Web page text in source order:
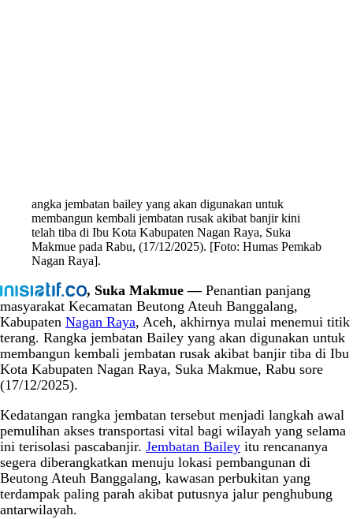
angka jembatan bailey yang akan digunakan untuk
membangun kembali jembatan rusak akibat banjir kini
telah tiba di Ibu Kota Kabupaten Nagan Raya, Suka
Makmue pada Rabu, (17/12/2025). [Foto: Humas Pemkab
Nagan Raya].
, Suka Makmue —Penantian panjang
masyarakat Kecamatan Beutong Ateuh Banggalang,
Kabupaten Nagan Raya, Aceh, akhirnya mulai menemui titik
terang. Rangka jembatan Bailey yang akan digunakan untuk
membangun kembali jembatan rusak akibat banjir tiba di Ibu
Kota Kabupaten Nagan Raya, Suka Makmue, Rabu sore
(17/12/2025).
Kedatangan rangka jembatan tersebut menjadi langkah awal
pemulihan akses transportasi vital bagi wilayah yang selama
ini terisolasi pascabanjir. Jembatan Bailey itu rencananya
segera diberangkatkan menuju lokasi pembangunan di
Beutong Ateuh Banggalang, kawasan perbukitan yang
terdampak paling parah akibat putusnya jalur penghubung
antarwilayah.